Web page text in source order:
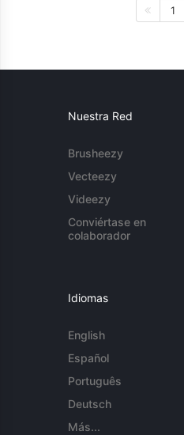
1
Nuestra Red
Brusheezy
Vecteezy
Videezy
Conviértase en
colaborador
Idiomas
English
Español
Português
Deutsch
Más...